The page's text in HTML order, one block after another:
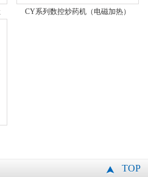
CY系列数控炒药机（电磁加热）
TOP